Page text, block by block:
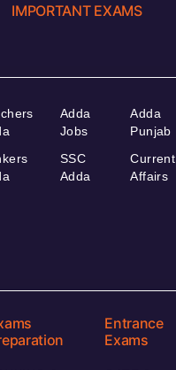
IMPORTANT EXAMS
Adda
Jobs
SSC
Adda
Adda
Punjab
Current
Affairs
Entrance
Exams